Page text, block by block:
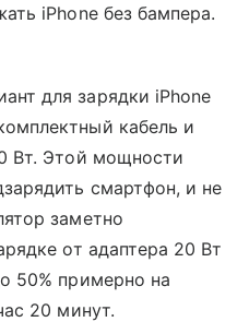
iPhone без бампера.
для зарядки iPhone
кабель и
Вт. Этой мощности
смартфон, и не
заметно
от адаптера 20 Вт
50% примерно на
20 минут.